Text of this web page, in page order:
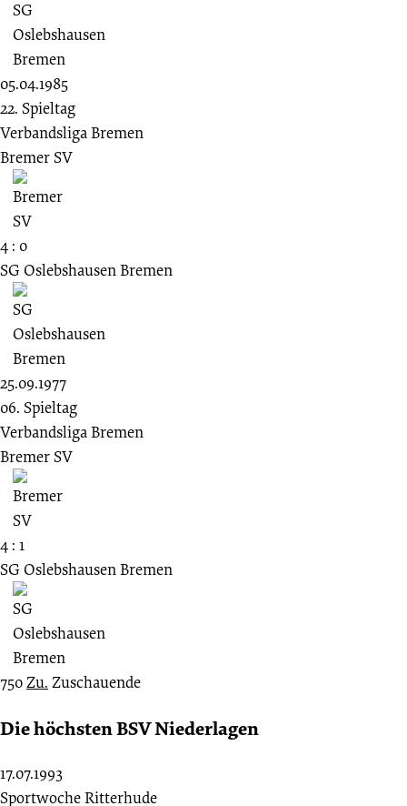
05.04.1985
22. Spieltag
Verbandsliga Bremen
Bremer SV
4 : 0
SG Oslebshausen Bremen
25.09.1977
06. Spieltag
Verbandsliga Bremen
Bremer SV
4 : 1
SG Oslebshausen Bremen
750Zu. Zuschauende
Die höchsten BSV Niederlagen
17.07.1993
Sportwoche Ritterhude